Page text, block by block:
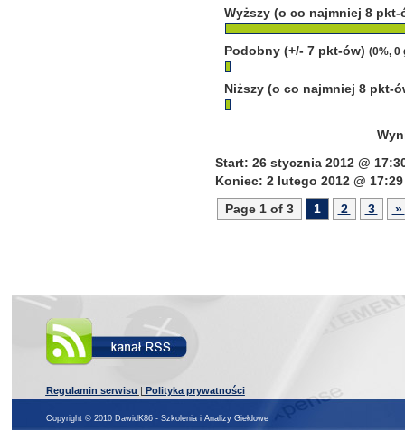
Wyższy (o co najmniej 8
Podobny (+/- 7 pkt-ów) (0%, 0
Niższy (o co najmniej 8 pkt-
Start: 26 stycznia 2012 @
Koniec: 2 lutego 2012 @ 17:29
Page 1 of 3
1 2 3 »
Regulamin serwisu | Polityka prywatności
Copyright © 2010 DawidK86 - Szkolenia i Analizy Giełdowe